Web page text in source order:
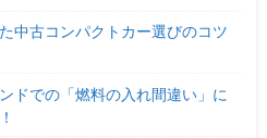
中古コンパクトカー選びのコツ
ドでの「燃料の入れ間違い」に